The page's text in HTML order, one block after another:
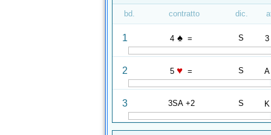
bd. contratto dic.
1 4 ♠ = S 3
2 5 ♥ = S A
3 3SA +2 S K